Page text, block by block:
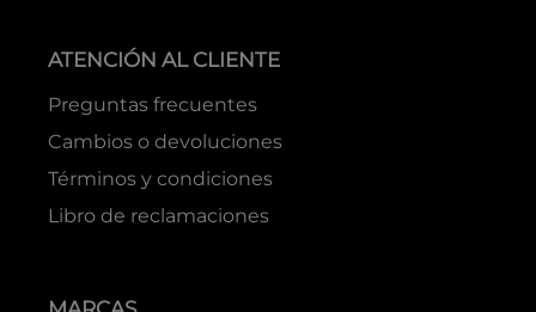
ATENCIÓN AL CLIENTE
Preguntas frecuentes
Cambios o devoluciones
Términos y condiciones
Libro de reclamaciones